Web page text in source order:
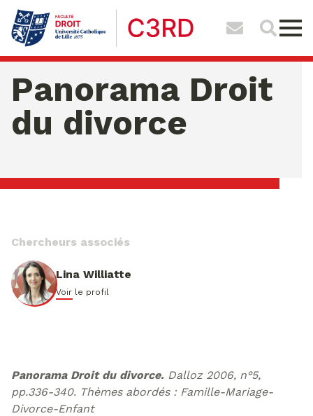
Panorama Droit
du divorce
Chercheurs associés
Lina Williatte
Voir le profil
Panorama Droit du divorce. Dalloz 2006, n°5,
pp.336-340. Thèmes abordés : Famille-Mariage-
Divorce-Enfant